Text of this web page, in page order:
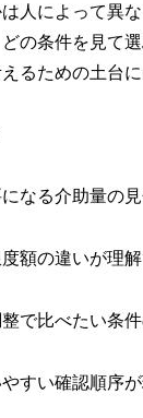
人によって異
の条件を見て
るための土台に
なる介助量の
額の違いが理
で比べたい条
すい確認順序